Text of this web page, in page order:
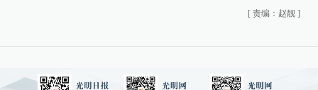
[ 责编：赵靓 ]